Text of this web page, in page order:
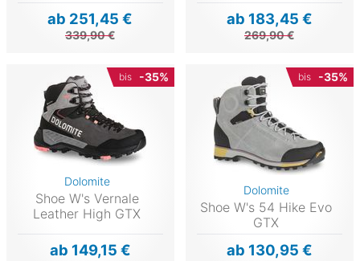
ab 251,45 €
339,90 €
ab 183,45 €
269,90 €
bis -35%
Dolomite
Shoe W's Vernale
Leather High GTX
ab 149,15 €
bis -35%
Dolomite
Shoe W's 54 Hike Evo
GTX
ab 130,95 €